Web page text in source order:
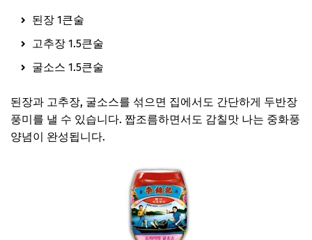
된장 1큰술
고추장 1.5큰술
굴소스 1.5큰술
된장과 고추장, 굴소스를 섞으면 집에서도 간단하게 두반장
풍미를 낼 수 있습니다. 짭조름하면서도 감칠맛 나는 중화풍
양념이 완성됩니다.